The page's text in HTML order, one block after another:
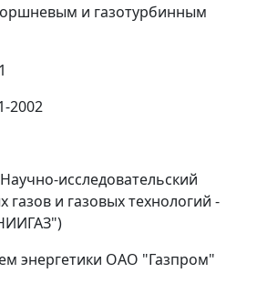
и газотурбинным
2002
исследовательский
газов и газовых технологий -
энергетики ОАО "Газпром"